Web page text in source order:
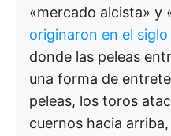
«mercado alcista» y
originaron en el
donde las peleas
una forma de
peleas, los toros
cuernos hacia